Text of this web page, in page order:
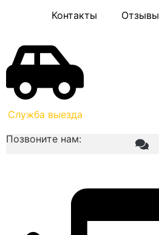
Контакты Отзывы
Служба выезда
Позвоните нам: